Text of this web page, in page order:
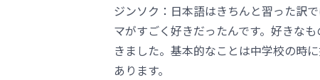
ジンソク：日本語はきちんと習った訳
マがすごく好きだったんです。好きな
きました。基本的なことは中学校の時
あります。